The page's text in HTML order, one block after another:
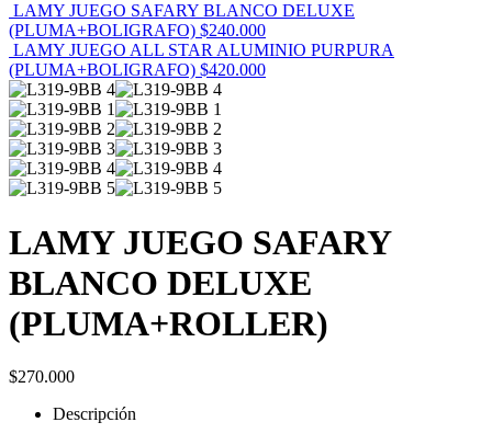
LAMY JUEGO SAFARY BLANCO DELUXE
(PLUMA+BOLIGRAFO) $240.000
LAMY JUEGO ALL STAR ALUMINIO PURPURA
(PLUMA+BOLIGRAFO) $420.000
LAMY JUEGO SAFARY
BLANCO DELUXE
(PLUMA+ROLLER)
$270.000
Descripción